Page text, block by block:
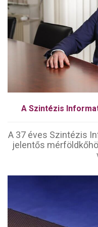
A Szintézis
A 37 éves Szintézis
jelentős